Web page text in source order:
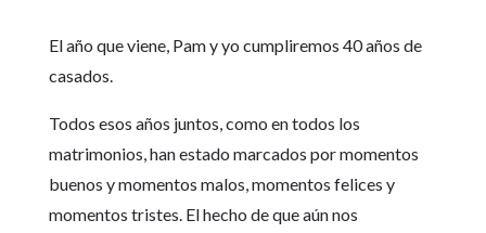
El año que viene, Pam y yo cumpliremos 40 años de
casados.
Todos esos años juntos, como en todos los
matrimonios, han estado marcados por momentos
buenos y momentos malos, momentos felices y
momentos tristes. El hecho de que aún nos